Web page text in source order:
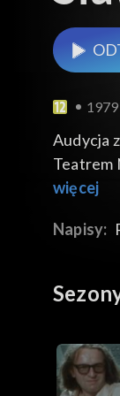
1979
Audycja
Teatrem
więcej
Napisy: